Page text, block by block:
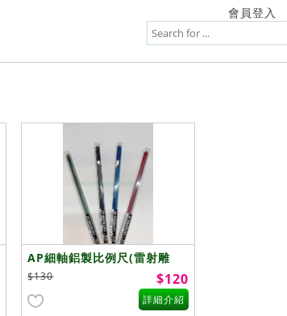
會員登入
AP細軸鋁製比例尺(雷射雕
刻)15CM
$130 $120
詳細介紹